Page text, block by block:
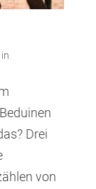
Drei
von